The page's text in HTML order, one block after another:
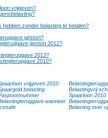
vrijgeven?
zonder belasting te betalen?
gestort?
gestort 2012?
2013?
2010?
vrijgeven 2010
belasting
Belastingvrij
Spaarloon 2010
wanneer
Belasting over